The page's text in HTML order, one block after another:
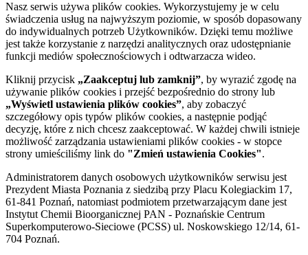
Nasz serwis używa plików cookies. Wykorzystujemy je w celu
świadczenia usług na najwyższym poziomie, w sposób dopasowany
do indywidualnych potrzeb Użytkowników. Dzięki temu możliwe
jest także korzystanie z narzędzi analitycznych oraz udostępnianie
funkcji mediów społecznościowych i odtwarzacza wideo.
Kliknij przycisk „Zaakceptuj lub zamknij”, by wyrazić zgodę na
używanie plików cookies i przejść bezpośrednio do strony lub
„Wyświetl ustawienia plików cookies”, aby zobaczyć
szczegółowy opis typów plików cookies, a następnie podjąć
decyzję, które z nich chcesz zaakceptować. W każdej chwili istnieje
możliwość zarządzania ustawieniami plików cookies - w stopce
strony umieściliśmy link do "Zmień ustawienia Cookies".
Administratorem danych osobowych użytkowników serwisu jest
Prezydent Miasta Poznania z siedzibą przy Placu Kolegiackim 17,
61-841 Poznań, natomiast podmiotem przetwarzającym dane jest
Instytut Chemii Bioorganicznej PAN - Poznańskie Centrum
Superkomputerowo-Sieciowe (PCSS) ul. Noskowskiego 12/14, 61-
704 Poznań.